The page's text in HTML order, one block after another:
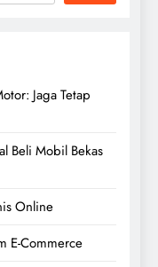
Jaga Tetap
Beli Mobil Bekas
Online
E-Commerce